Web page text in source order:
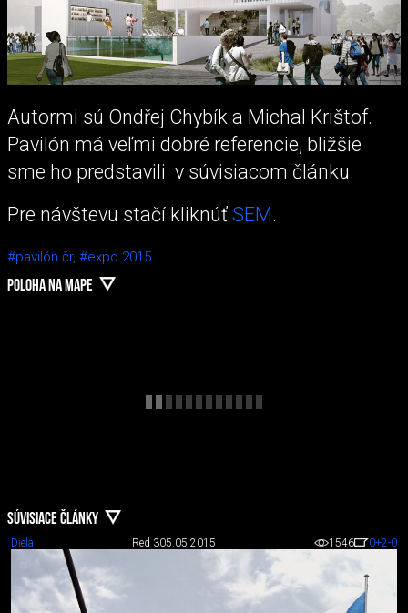
Autormi sú Ondřej Chybík a Michal Krištof.
Pavilón má veľmi dobré referencie, bližšie
sme ho predstavili v súvisiacom článku.
Pre návštevu stačí kliknúť SEM.
#pavilón čr, #expo 2015
POLOHA NA MAPE
SÚVISIACE ČLÁNKY
Diela Red 305.05.2015 1546 0+2-0